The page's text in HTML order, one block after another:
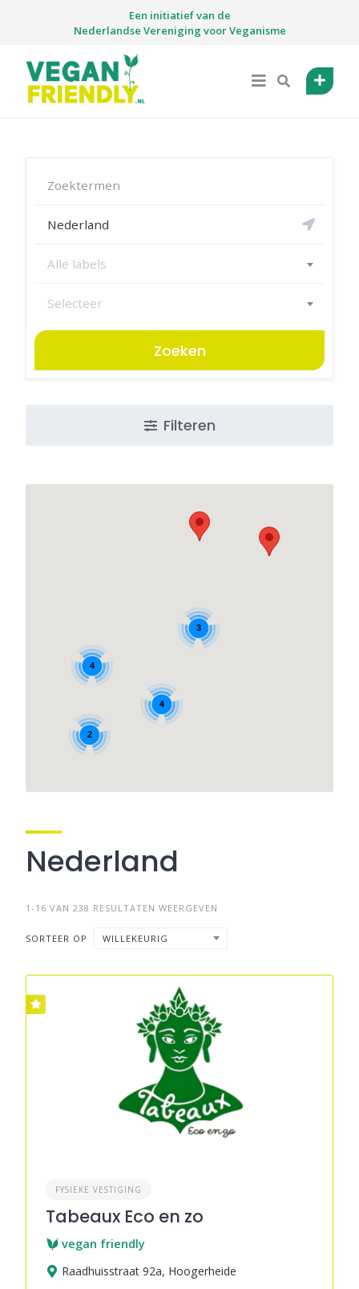
Een initiatief van de
Nederlandse Vereniging voor Veganisme
Alle labels
Selecteer
Zoeken
Filteren
2
4
4
3
Nederland
1-16 VAN 238 RESULTATEN WEERGEVEN
SORTEER OP WILLEKEURIG
FYSIEKE VESTIGING
Tabeaux Eco en zo
vegan friendly
Raadhuisstraat 92a, Hoogerheide